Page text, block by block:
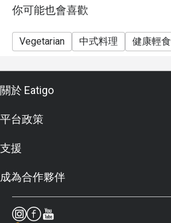
你可能也會喜歡
Vegetarian 中式料理 健康輕食
關於 Eatigo
平台政策
支援
成為合作夥伴